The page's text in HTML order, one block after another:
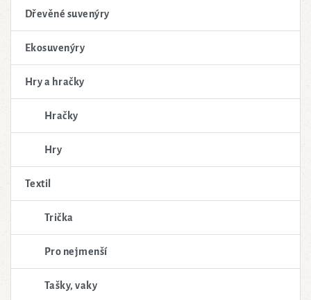
Dřevěné suvenýry
Ekosuvenýry
Hry a hračky
Hračky
Hry
Textil
Trička
Pro nejmenší
Tašky, vaky